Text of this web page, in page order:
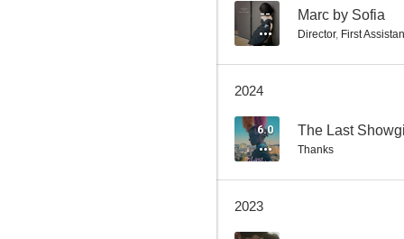
6.4
-- Marc by Sofia
Director, First
2024
6.0 The Last
Thanks
2023